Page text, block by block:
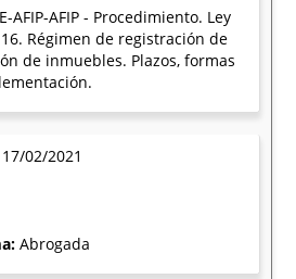
AFIP-AFIP - Procedimiento. Ley
Régimen de registración de
de inmuebles. Plazos, formas
17/02/2021
Abrogada